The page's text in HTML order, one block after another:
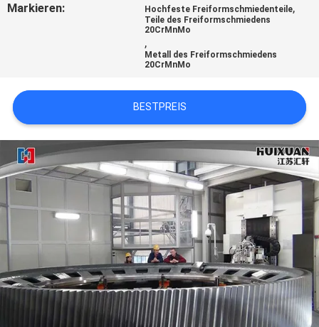
Markieren: Hochfeste Freiformschmiedenteile,
Teile des Freiformschmiedens
20CrMnMo
,
Metall des Freiformschmiedens
20CrMnMo
BESTPREIS